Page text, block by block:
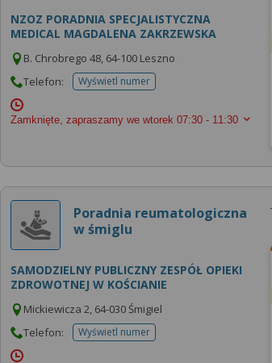
NZOZ PORADNIA SPECJALISTYCZNA
MEDICAL MAGDALENA ZAKRZEWSKA
B. Chrobrego 48, 64-100 Leszno
Telefon:
Wyświetl numertelefonu do placowki
Zamknięte, zapraszamy we wtorek 07:30 - 11:30
Poradnia reumatologiczna
w śmiglu
SAMODZIELNY PUBLICZNY ZESPÓŁ OPIEKI
ZDROWOTNEJ W KOŚCIANIE
Mickiewicza 2, 64-030 Śmigiel
Telefon:
Wyświetl numertelefonu do placowki